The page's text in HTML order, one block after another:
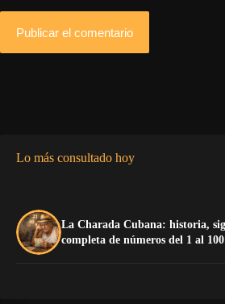
Publicar el comentario
Lo más consultado hoy
La Charada Cubana: historia,
completa de números del 1 al 100